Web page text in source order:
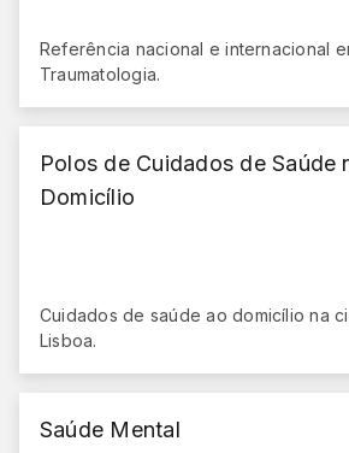
Referência nacional e internacional
Traumatologia.
Polos de Cuidados de Saúde
Domicílio
Cuidados de saúde ao domicílio na
Lisboa.
Saúde Mental